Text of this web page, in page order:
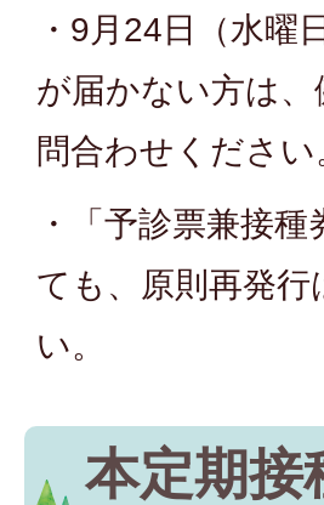
・9月24日（水曜
が届かない方は、
問合わせください
・「予診票兼接
ても、原則再発
い。
本定期接